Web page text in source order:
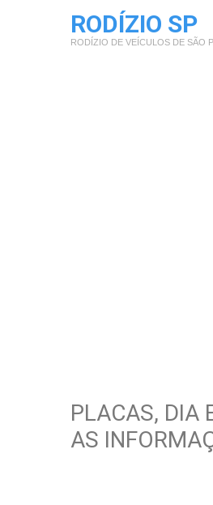
RODÍZIO SP
RODÍZIO DE VEÍCULOS DE SÃO
PLACAS, DIA
AS